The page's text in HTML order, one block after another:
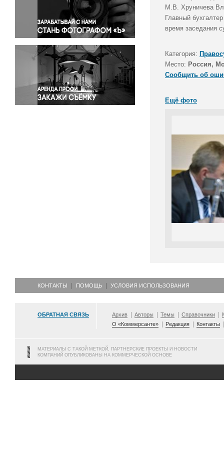
Правосудие
Происшествия и конфликты
Религия
Светская жизнь
Спорт
Экология
Экономика и бизнес
М.В. Хруничева
Главный
время заседания
Категория:
Место: Россия,
Сообщить об
Ещё фото
КОНТАКТЫ ПОМОЩЬ УСЛОВИЯ ИСПОЛЬЗОВАНИЯ
ОБРАТНАЯ СВЯЗЬ Архив Авторы Темы Справочники
О «Коммерсанте»
Редакция Контакты
МАТЕРИАЛЫ С ТАКОЙ МЕТКОЙ, ПАРТНЕРСКИЕ ПРОЕКТЫ И НОВОСТИ
КОМПАНИЙ ОПУБЛИКОВАНЫ НА КОММЕРЧЕСКОЙ ОСНОВЕ